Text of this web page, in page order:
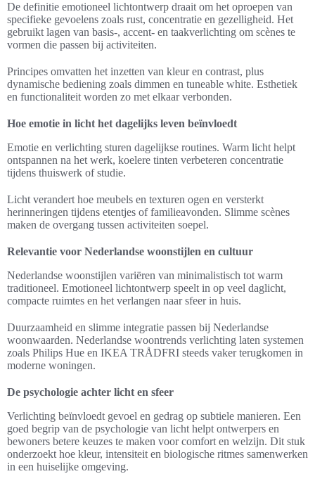
De definitie emotioneel lichtontwerp draait om het oproepen van
specifieke gevoelens zoals rust, concentratie en gezelligheid. Het
gebruikt lagen van basis-, accent- en taakverlichting om scènes te
vormen die passen bij activiteiten.
Principes omvatten het inzetten van kleur en contrast, plus
dynamische bediening zoals dimmen en tuneable white. Esthetiek
en functionaliteit worden zo met elkaar verbonden.
Hoe emotie in licht het dagelijks leven beïnvloedt
Emotie en verlichting sturen dagelijkse routines. Warm licht helpt
ontspannen na het werk, koelere tinten verbeteren concentratie
tijdens thuiswerk of studie.
Licht verandert hoe meubels en texturen ogen en versterkt
herinneringen tijdens etentjes of familieavonden. Slimme scènes
maken de overgang tussen activiteiten soepel.
Relevantie voor Nederlandse woonstijlen en cultuur
Nederlandse woonstijlen variëren van minimalistisch tot warm
traditioneel. Emotioneel lichtontwerp speelt in op veel daglicht,
compacte ruimtes en het verlangen naar sfeer in huis.
Duurzaamheid en slimme integratie passen bij Nederlandse
woonwaarden. Nederlandse woontrends verlichting laten systemen
zoals Philips Hue en IKEA TRÅDFRI steeds vaker terugkomen in
moderne woningen.
De psychologie achter licht en sfeer
Verlichting beïnvloedt gevoel en gedrag op subtiele manieren. Een
goed begrip van de psychologie van licht helpt ontwerpers en
bewoners betere keuzes te maken voor comfort en welzijn. Dit stuk
onderzoekt hoe kleur, intensiteit en biologische ritmes samenwerken
in een huiselijke omgeving.